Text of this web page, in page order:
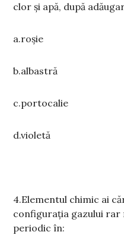
clor și apă, după
a.roșie
b.albastră
c.portocalie
d.violetă
4.Elementul chimic ai
configurația gazului rar
periodic în: